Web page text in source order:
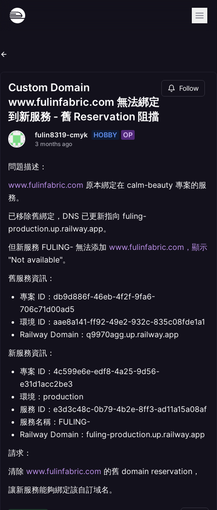
Custom Domain
www.fulinfabric.com 無法綁定
到新服務 - 舊 Reservation 阻擋
Follow
fulin8319-cmyk HOBBY OP
3 months ago
問題描述：
www.fulinfabric.com 原本綁定在 calm-beauty 專案的服
務。
已移除舊綁定，DNS 已更新指向 fuling-
production.up.railway.app。
但新服務 FULING- 無法添加 www.fulinfabric.com，顯示
"Not available"。
舊服務資訊：
專案 ID：db9d886f-46eb-4f2f-9fa6-
706c71d00ad5
環境 ID：aae8a141-ff92-49e2-932c-835c08fde1a1
Railway Domain：q9970agg.up.railway.app
新服務資訊：
專案 ID：4c599e6e-edf8-4a25-9d56-
e31d1acc2be3
環境：production
服務 ID：e3d3c48c-0b79-4b2e-8ff3-ad11a15a08af
服務名稱：FULING-
Railway Domain：fuling-production.up.railway.app
請求：
清除 www.fulinfabric.com 的舊 domain reservation，
讓新服務能夠綁定該自訂域名。